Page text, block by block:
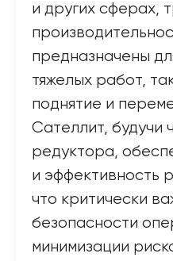
и других сферах,
предназначены
тяжелых работ,
поднятие и
Сателлит, будучи
редуктора,
и эффективность
что критически
безопасности
минимизации